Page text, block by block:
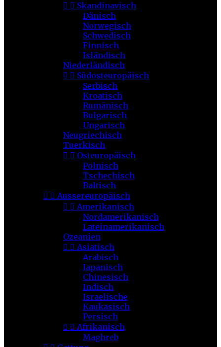
  Skandinavisch
Dänisch
Norwegisch
Schwedisch
Finnisch
Isländisch
Niederländisch
  Südosteuropäisch
Serbisch
Kroatisch
Rumänisch
Bulgarisch
Ungarisch
Neugriechisch
Tuerkisch
  Osteuropäisch
Polnisch
Tschechisch
Baltisch
  Aussereuropäisch
  Amerikanisch
Nordamerikanisch
Lateinamerikanisch
Ozeanien
  Asiatisch
Arabisch
Japanisch
Chinesisch
Indisch
Israelische
Kaukasisch
Persisch
  Afrikanisch
Maghreb